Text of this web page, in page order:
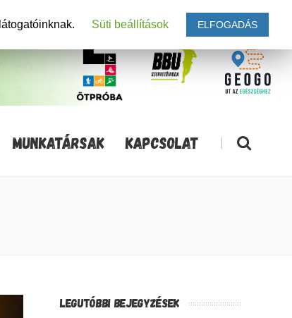
MUNKATÁRSAK KAPCSOLAT |
LEGUTÓBBI BEJEGYZÉSEK
Süti beállítások ELFOGADÁS